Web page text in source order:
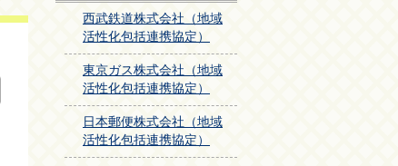
西武鉄道株式会社（地域
活性化包括連携協定）
東京ガス株式会社（地域
活性化包括連携協定）
日本郵便株式会社（地域
活性化包括連携協定）